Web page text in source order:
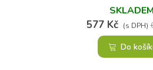
SKLADEM
577 Kč (s DPH)
Do